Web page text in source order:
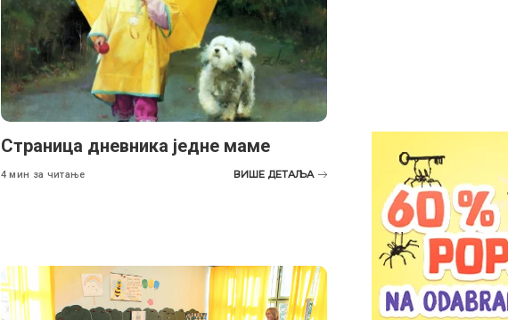
Страница дневника једне маме
4 мин за читање ВИШЕ ДЕТАЉА